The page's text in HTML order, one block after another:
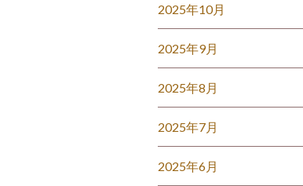
2025年10月
2025年9月
2025年8月
2025年7月
2025年6月